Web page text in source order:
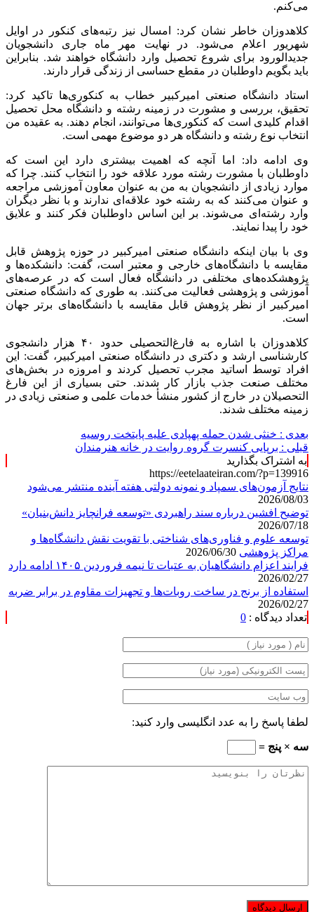
می‌کنم.
کلاهدوزان خاطر نشان کرد: امسال نیز رتبه‌های کنکور در اوایل
شهریور اعلام می‌شود. در نهایت مهر ماه جاری دانشجویان
جدیدالورود برای شروع تحصیل وارد دانشگاه خواهند شد. بنابراین
باید بگویم داوطلبان در مقطع حساسی از زندگی قرار دارند.
استاد دانشگاه صنعتی امیرکبیر خطاب به کنکوری‌ها تاکید کرد:
تحقیق، بررسی و مشورت در زمینه رشته و دانشگاه محل تحصیل
اقدام کلیدی است که کنکوری‌ها می‌توانند، انجام دهند. به عقیده من
انتخاب نوع رشته و دانشگاه هر دو موضوع مهمی است.
وی ادامه داد: اما آنچه که اهمیت بیشتری دارد این است که
داوطلبان با مشورت رشته مورد علاقه خود را انتخاب کنند. چرا که
موارد زیادی از دانشجویان به من به عنوان معاون آموزشی مراجعه
و عنوان می‌کنند که به رشته خود علاقه‌ای ندارند و با نظر دیگران
وارد رشته‌ای می‌شوند. بر این اساس داوطلبان فکر کنند و علایق
خود را پیدا نمایند.
وی با بیان اینکه دانشگاه صنعتی امیرکبیر در حوزه پژوهش قابل
مقایسه با دانشگاه‌های خارجی و معتبر است، گفت: دانشکده‌ها و
پژوهشکده‌های مختلفی در دانشگاه فعال است که در عرصه‌های
آموزشی و پژوهشی فعالیت می‌کنند. به طوری که دانشگاه صنعتی
امیرکبیر از نظر پژوهش قابل مقایسه با دانشگاه‌های برتر جهان
است.
کلاهدوزان با اشاره به فارغ‌التحصیلی حدود ۴۰ هزار دانشجوی
کارشناسی ارشد و دکتری در دانشگاه صنعتی امیرکبیر، گفت: این
افراد توسط اساتید مجرب تحصیل کردند و امروزه در بخش‌های
مختلف صنعت جذب بازار کار شدند. حتی بسیاری از این فارغ
التحصیلان در خارج از کشور منشأ خدمات علمی و صنعتی زیادی در
زمینه مختلف شدند.
بعدی : خنثی شدن حمله پهپادی علیه پایتخت روسیه
قبلی : برپایی کنسرت گروه روایت در خانه هنرمندان
به اشتراک بگذارید
https://eetelaateiran.com/?p=139916
نتایج آزمون‌های سمپاد و نمونه دولتی هفته آینده منتشر می‌شود
2026/08/03
توضیح افشین درباره سند راهبردی «توسعه فرانچایز دانش‌بنیان»
2026/07/18
توسعه علوم و فناوری‌های شناختی با تقویت نقش دانشگاه‌ها و
مراکز پژوهشی
فرایند اعزام دانشگاهیان به عتبات تا نیمه فروردین ۱۴۰۵ ادامه دارد
2026/02/27
استفاده از برنج در ساخت روبات‌ها و تجهیزات مقاوم در برابر ضربه
2026/02/27
تعداد دیدگاه : 0
لطفا پاسخ را به عدد انگلیسی وارد کنید:
سه × پنج =